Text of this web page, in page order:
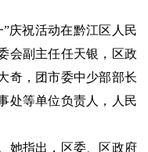
庆祝活动在黔江区人民
会副主任任天银，区政
奇，团市委中少部部长
处等单位负责人，人民
她指出，区委、区政府